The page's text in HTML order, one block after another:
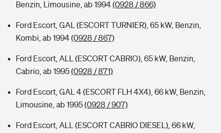
Benzin, Limousine, ab 1994(0928 / 866)
Ford Escort, GAL (ESCORT TURNIER), 65 kW, Benzin,
Kombi, ab 1994(0928 / 867)
Ford Escort, ALL (ESCORT CABRIO), 65 kW, Benzin,
Cabrio, ab 1995(0928 / 871)
Ford Escort, GAL 4 (ESCORT FLH 4X4), 66 kW, Benzin,
Limousine, ab 1995(0928 / 907)
Ford Escort, ALL (ESCORT CABRIO DIESEL), 66 kW,